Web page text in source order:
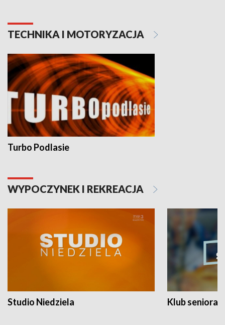
TECHNIKA I MOTORYZACJA
Turbo Podlasie
WYPOCZYNEK I REKREACJA
Studio Niedziela Klub seniora